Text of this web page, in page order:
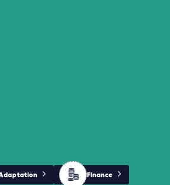
Finance